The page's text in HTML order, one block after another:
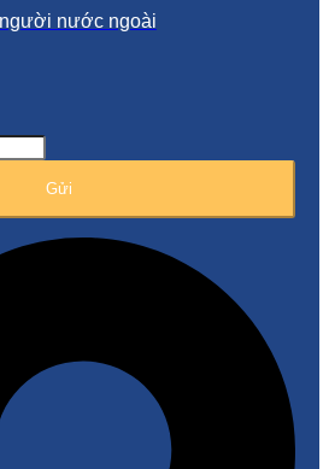
nước ngoài
Gửi